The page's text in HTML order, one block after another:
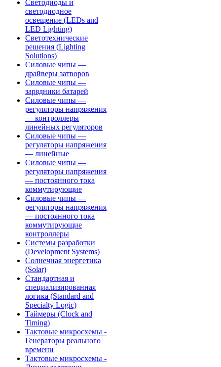
Светодиоды и
светодиодное
освещение (LEDs and
LED Lighting)
Светотехнические
решения (Lighting
Solutions)
Силовые чипы —
драйверы затворов
Силовые чипы —
зарядники батарей
Силовые чипы —
регуляторы напряжения
— контроллеры
линейных регуляторов
Силовые чипы —
регуляторы напряжения
— линейные
Силовые чипы —
регуляторы напряжения
— постоянного тока
коммутирующие
Силовые чипы —
регуляторы напряжения
— постоянного тока
коммутирующие
контроллеры
Системы разработки
(Development Systems)
Солнечная энергетика
(Solar)
Стандартная и
специализированная
логика (Standard and
Specialty Logic)
Таймеры (Clock and
Timing)
Тактовые микросхемы -
Генераторы реального
времени
Тактовые микросхемы -